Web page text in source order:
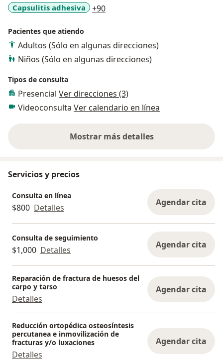
Capsulitis adhesiva
+90a11y_sr_more_diseases
Pacientes que atiendo
Adultos (Sólo en algunas direcciones)
Niños (Sólo en algunas direcciones)
Tipos de consulta
Presencial Ver direcciones (3)
Videoconsulta Ver calendario en línea
Mostrar más detalles
sobre la experiencia
Servicios y precios
Consulta en línea
$800 Detalles Agendar cita
Consulta de seguimiento
$1,000 Detalles Agendar cita
Reparación de fractura de huesos del
carpo y tarso
Detalles
Agendar cita
Reducción ortopédica osteosíntesis
percutanea e inmovilización de
fracturas y/o luxaciones
Detalles
Agendar cita